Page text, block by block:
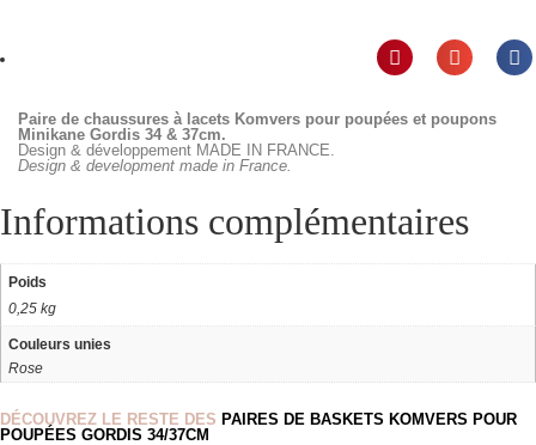
Paire de chaussures à lacets Komvers pour poupées et poupons
Minikane Gordis 34 & 37cm.
Design & développement MADE IN FRANCE.
Design & development made in France.
Informations complémentaires
Poids
0,25 kg
Couleurs unies
Rose
DÉCOUVREZ LE RESTE DES PAIRES DE BASKETS KOMVERS POUR
POUPÉES GORDIS 34/37CM